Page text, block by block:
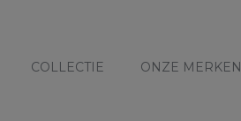
COLLECTIE ONZE MERKEN